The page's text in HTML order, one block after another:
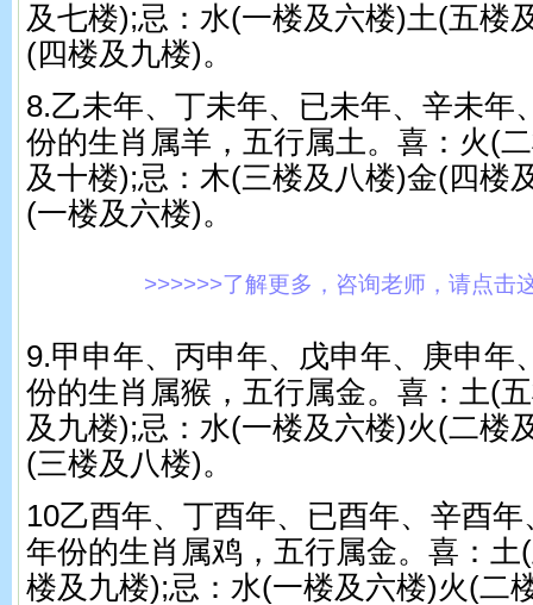
及七楼);忌：水(一楼及六楼)土(五楼
(四楼及九楼)。
8.乙未年、丁未年、已未年、辛未年
份的生肖属羊，五行属土。喜：火(
及十楼);忌：木(三楼及八楼)金(四楼
(一楼及六楼)。
>>>>>>了解更多，咨询老师，请点击
9.甲申年、丙申年、戊申年、庚申年
份的生肖属猴，五行属金。喜：土(
及九楼);忌：水(一楼及六楼)火(二楼
(三楼及八楼)。
10乙酉年、丁酉年、已酉年、辛酉
年份的生肖属鸡，五行属金。喜：
楼及九楼);忌：水(一楼及六楼)火(二